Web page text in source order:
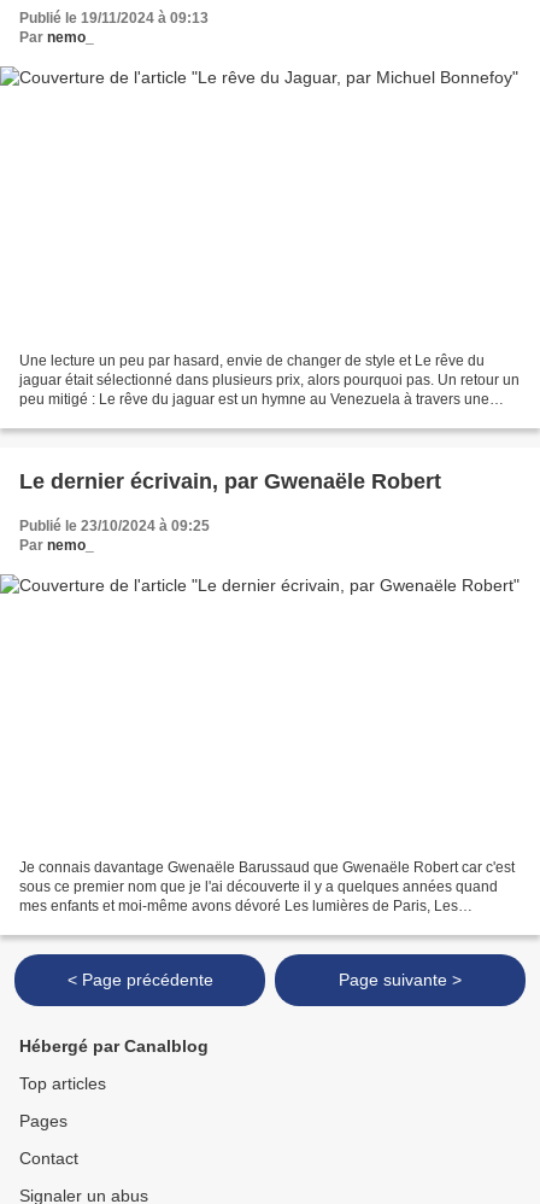
Publié le 19/11/2024 à 09:13
Par nemo_
Une lecture un peu par hasard, envie de changer de style et Le rêve du
jaguar était sélectionné dans plusieurs prix, alors pourquoi pas. Un retour un
peu mitigé : Le rêve du jaguar est un hymne au Venezuela à travers une
Le dernier écrivain, par Gwenaële Robert
Publié le 23/10/2024 à 09:25
Par nemo_
Je connais davantage Gwenaële Barussaud que Gwenaële Robert car c'est
sous ce premier nom que je l'ai découverte il y a quelques années quand
mes enfants et moi-même avons dévoré Les lumières de Paris, Les
< Page précédente Page suivante >
Hébergé par Canalblog
Top articles
Pages
Contact
Signaler un abus